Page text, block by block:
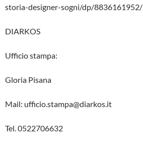
storia-designer-sogni/dp/8836161952/
DIARKOS
Ufficio stampa:
Gloria Pisana
Mail: ufficio.stampa@diarkos.it
Tel. 0522706632